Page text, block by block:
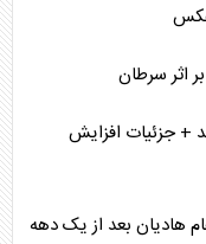
عکس
اثر سرطان
مرداد ۱۴۰۵ اعلام شد + جزئیات افزایش
هادیان بعد از یک دهه